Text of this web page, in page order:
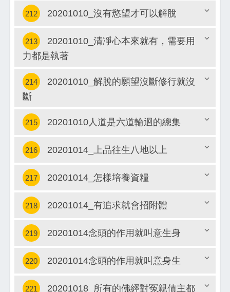
關閉
212 20201010_沒有慾望才可以解脫
213
20201010_清凈心本來就有，需要用
力都是執著
214
20201010_解脫的願望沒斷修行就沒
斷
關閉
215 20201010人道是六道輪迴的總集
關閉
216 20201014_上品往生八地以上
關閉
217 20201014_怎樣培養資糧
關閉
218 20201014_有追求就會招附體
關閉
219 20201014念頭的作用就叫意生身
220 20201014念頭的作用就叫意身生
221
20201018_所有的佛經對冤親債主都